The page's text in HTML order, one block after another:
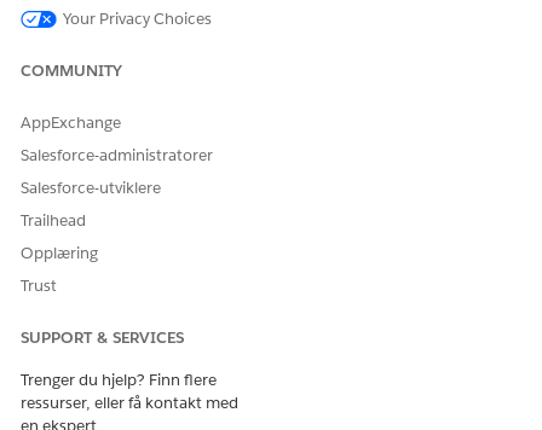
skal tildeles til brukere.
HJALP DENNE ARTIKKELEN MED Å LØSE PROBLEMET DITT?
La oss få vite det slik at vi kan forbedre!
Your Privacy Choices
COMMUNITY
AppExchange
Salesforce-administratorer
Salesforce-utviklere
Trailhead
Opplæring
Trust
SUPPORT & SERVICES
Trenger du hjelp? Finn flere
ressurser, eller få kontakt med
en ekspert.